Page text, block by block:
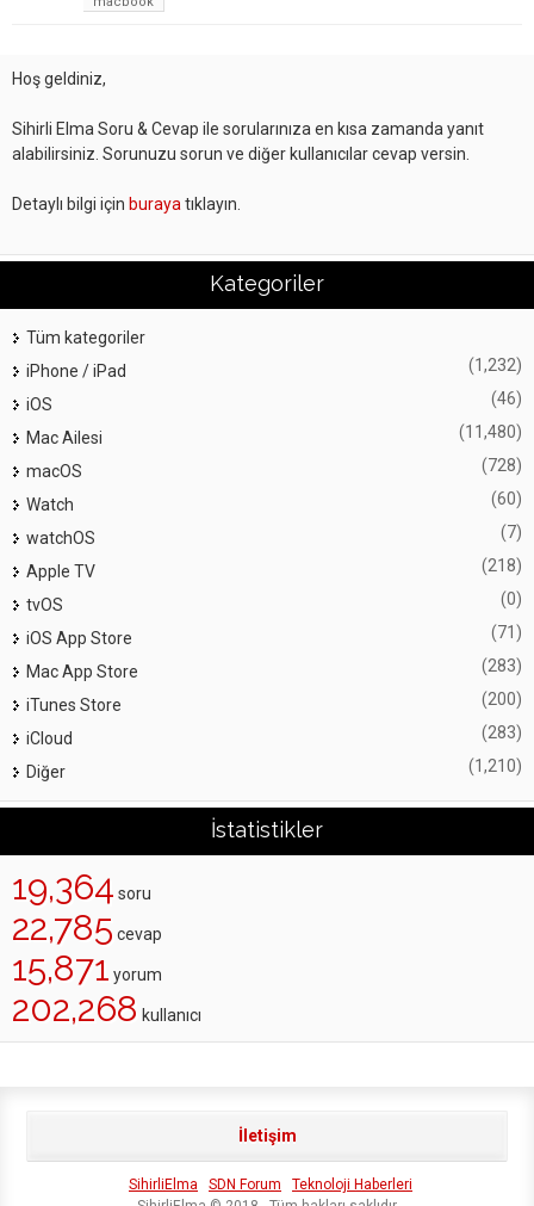
Hoş geldiniz,
Sihirli Elma Soru & Cevap ile sorularınıza en kısa zamanda yanıt
alabilirsiniz. Sorunuzu sorun ve diğer kullanıcılar cevap versin.
Detaylı bilgi için buraya tıklayın.
Kategoriler
Tüm kategoriler
iPhone / iPad
(1,232)
iOS (46)
Mac Ailesi (11,480)
macOS (728)
Watch (60)
watchOS (7)
Apple TV (218)
tvOS (0)
iOS App Store (71)
Mac App Store (283)
iTunes Store (200)
iCloud (283)
Diğer (1,210)
İstatistikler
19,364 soru
22,785 cevap
15,871 yorum
202,268 kullanıcı
İletişim
SihirliElma SDN Forum
Teknoloji Haberleri